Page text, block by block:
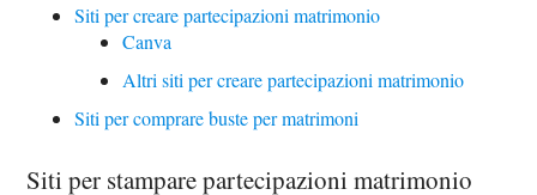
Siti per creare partecipazioni matrimonio
Canva
Altri siti per creare partecipazioni matrimonio
Siti per comprare buste per matrimoni
Siti per stampare partecipazioni matrimonio